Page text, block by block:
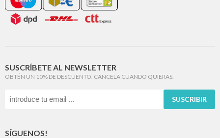
SUSCRÍBETE AL NEWSLETTER
OBTÉN UN 10% DE DESCUENTO. CANCELA CUANDO QUIERAS.
SUSCRIBIR
SÍGUENOS!